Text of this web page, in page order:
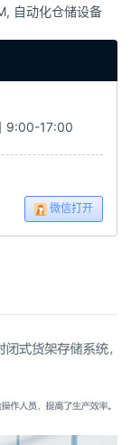
, 自动化仓储设备
9:00-17:00
微信打开